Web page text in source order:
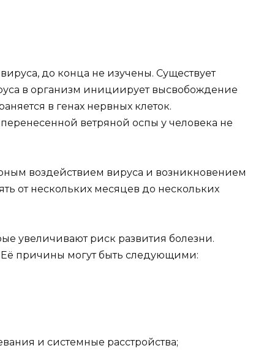
до конца не изучены. Существует
в организм инициирует высвобождение
в генах нервных клеток.
ветряной оспы у человека не
воздействием вируса и возникновением
от нескольких месяцев до нескольких
увеличивают риск развития болезни.
причины могут быть следующими:
и системные расстройства;